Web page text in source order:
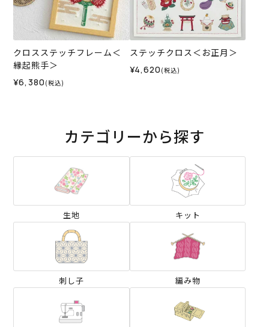
クロスステッチフレーム＜
縁起熊手＞
¥6,380 (税込)
ステッチクロス＜お正月＞
¥4,620 (税込)
カテゴリーから探す
生地 キット
刺し子 編み物